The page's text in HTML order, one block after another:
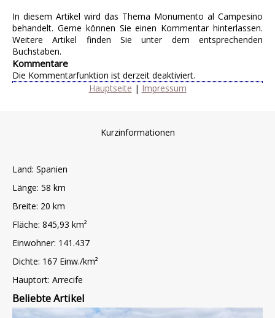
In diesem Artikel wird das Thema Monumento al Campesino
behandelt. Gerne können Sie einen Kommentar hinterlassen.
Weitere Artikel finden Sie unter dem entsprechenden
Buchstaben.
Kommentare
Die Kommentarfunktion ist derzeit deaktiviert.
Hauptseite | Impressum
Kurzinformationen
Land: Spanien
Länge: 58 km
Breite: 20 km
Fläche: 845,93 km²
Einwohner: 141.437
Dichte: 167 Einw./km²
Hauptort: Arrecife
Beliebte Artikel